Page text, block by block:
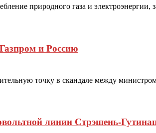
природного газа и
и Россию
точку в скандале между
линии Стрэшень-